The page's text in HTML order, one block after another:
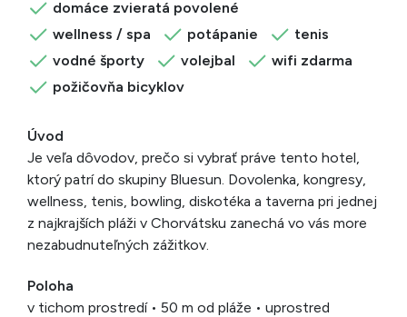
domáce zvieratá povolené
wellness / spa
potápanie
tenis
vodné športy
volejbal
wifi zdarma
požičovňa bicyklov
Úvod
Je veľa dôvodov, prečo si vybrať práve tento hotel,
ktorý patrí do skupiny Bluesun. Dovolenka, kongresy,
wellness, tenis, bowling, diskotéka a taverna pri jednej
z najkrajších pláži v Chorvátsku zanechá vo vás more
nezabudnuteľných zážitkov.
Poloha
v tichom prostredí • 50 m od pláže • uprostred